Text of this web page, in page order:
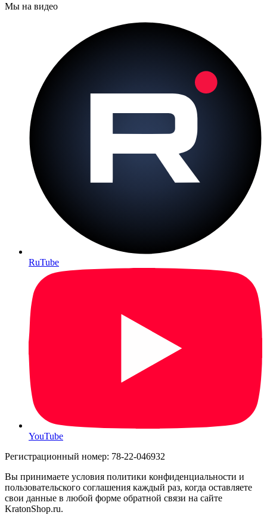
Мы на видео
RuTube
YouTube
Регистрационный номер: 78-22-046932
Вы принимаете условия политики конфиденциальности и
пользовательского соглашения каждый раз, когда оставляете
свои данные в любой форме обратной связи на сайте
KratonShop.ru.